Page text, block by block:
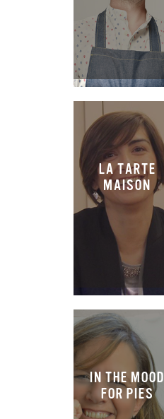
LA TARTE
MAISON
IN THE MOOD
FOR PIES